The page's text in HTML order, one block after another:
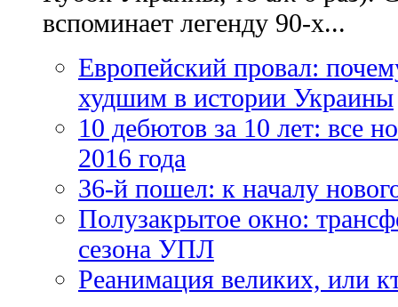
вспоминает легенду 90-х...
Европейский провал:
худшим в истории Украины
10 дебютов за 10 лет: все
2016 года
36-й пошел: к началу
Полузакрытое окно:
сезона УПЛ
Реанимация великих, или